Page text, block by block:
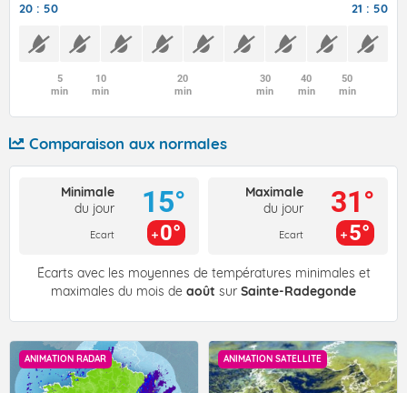
20 : 50 21 : 50
5
min
10
min
20
min
30
min
40
min
50
min
Comparaison aux normales
Minimale
du jour
Ecart
15°
0°
Maximale
du jour
Ecart
31°
5°
Écarts avec les moyennes de températures minimales et
maximales du mois de août sur Sainte-Radegonde
ANIMATION RADAR ANIMATION SATELLITE